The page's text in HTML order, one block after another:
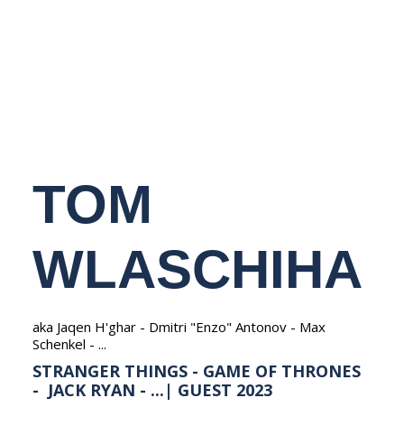
TOM
WLASCHIHA
aka Jaqen H'ghar - Dmitri "Enzo" Antonov - Max
Schenkel - ...
STRANGER THINGS - GAME OF THRONES
- JACK RYAN - ...| GUEST 2023